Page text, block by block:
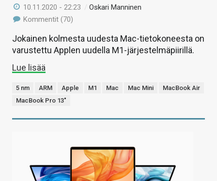
10.11.2020 - 22:23 /Oskari Manninen
Kommentit (70)
Jokainen kolmesta uudesta Mac-tietokoneesta on
varustettu Applen uudella M1-järjestelmäpiirillä.
Lue lisää
5 nm ARM Apple M1 Mac Mac Mini
MacBook Air
MacBook Pro 13"